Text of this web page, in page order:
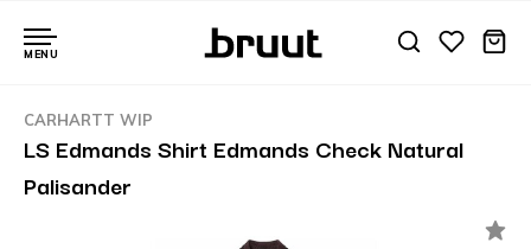
MENU
CARHARTT WIP
LS Edmands Shirt Edmands Check Natural
Palisander